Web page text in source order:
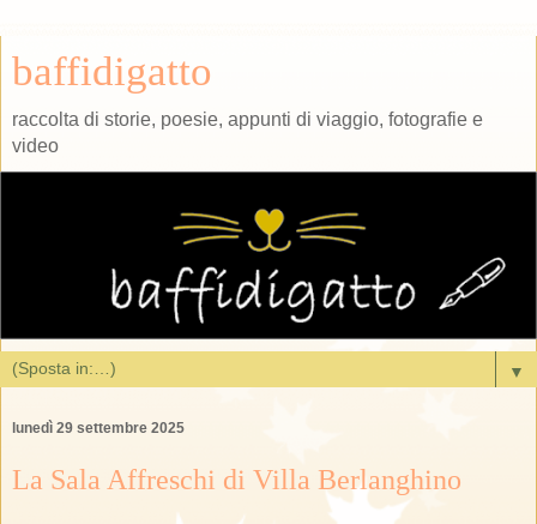
baffidigatto
raccolta di storie, poesie, appunti di viaggio, fotografie e
video
▼
lunedì 29 settembre 2025
La Sala Affreschi di Villa Berlanghino